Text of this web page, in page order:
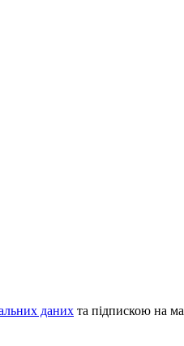
даних та підпискою на